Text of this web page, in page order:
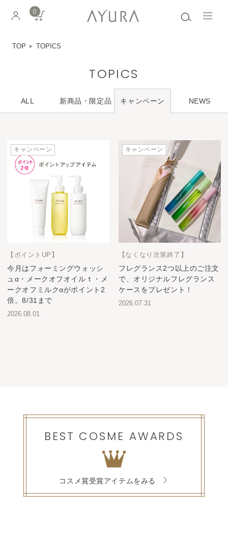
0
TOP TOPICS
TOPICS
ALL 新商品・限定品 キャンペーン
【ポイントUP】
今月はフォーミングウォッシ
ュα・メークオフオイルｔ・メ
ークオフミルクαがポイント2
倍。8/31まで
2026.08.01
キャンペーン
【なくなり次第終了】
フレグランス2つ以上のご注文
で、オリジナルフレグランス
ケースをプレゼント！
2026.07.31
キャンペーン
NEWS
BEST COSME AWARDS
コスメ賞受賞アイテムをみる